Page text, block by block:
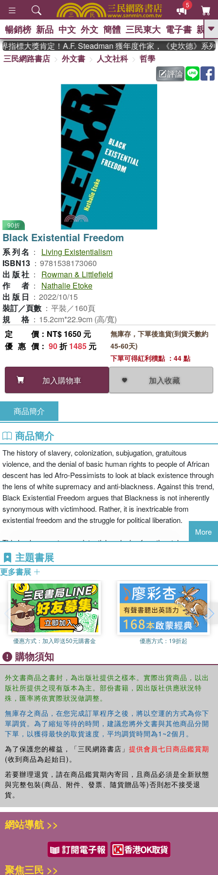
5
GO
熱搜： 東野圭吾 、
父親節 、 如果歷
暑期推薦 、 國際布克
獎 臺灣漫遊錄
登輝時代
偉大的迷走神經
暢銷榜 新品 中文 外文 簡體 三民東大 電子書 親子
標大獎肯定！A.F. Steadman 獲年度作家，《史坎德》系列
三民網路書店
外文書 人文社科
哲學
評論
90折
Black Existential Freedom
系列名 ：
Living Existentialism
ISBN13 ： 9781538173060
出版社 ：
Rowman & Littlefield
作者 ：
Nathalie Etoke
出版日 ： 2022/10/15
裝訂／頁數 ： 平裝／160頁
規格 ： 15.2cm*22.9cm (高/寬)
定價 ：NT$ 1650 元
優惠價 ： 90折1485 元
加入購物車 加入收藏
無庫存，下單後進貨(到貨天數約
45-60天)
下單可得紅利積點 ：44 點
商品簡介
商品簡介
The history of slavery, colonization, subjugation, gratuitous
violence, and the denial of basic human rights to people of African
descent has led Afro-Pessimists to look at black existence through
the lens of white supremacy and anti-blackness. Against this trend,
Black Existential Freedom argues that Blackness is not inherently
synonymous with victimhood. Rather, it is inextricable from
existential freedom and the struggle for political liberation.
This book presents an existential analysis of continental and
diasporic African experiences through critical interpretations of
music, film, and fiction that portray what it means to be human— to
persevere in the tension between life and physical, psychological,
and social death—for the sake of freedom. With its transdisciplinary
perspective and convergence of Africana existential philosophy,
African-American Studies, Afro-French Studies, Diaspora Studies,
and African studies, this book is not concerned with disciplinary
boundaries or certain appropriations of European metaphysics that
are committed to a reading of black “non-being.” Black Existential
Freedom explores the continuities and discontinuities of black
existence and the manifestations and the meanings of blackness
within different countries, time periods, and social and political
contexts. This book empowers the reader to understand and
process the complexities of racialized identity in a globalized
contemporary society.Ultimately, it is an ode to human survival and
freedom.
More
主題書展
更多書展
優惠方式： 加入即送50元購書金 優惠方式： 19折起
購物須知
外文書商品之書封，為出版社提供之樣本。實際出貨商品，以出
版社所提供之現有版本為主。部份書籍，因出版社供應狀況特
殊，匯率將依實際狀況做調整。
無庫存之商品，在您完成訂單程序之後，將以空運的方式為你下
單調貨。為了縮短等待的時間，建議您將外文書與其他商品分開
下單，以獲得最快的取貨速度，平均調貨時間為1~2個月。
為了保護您的權益，「三民網路書店」 提供會員七日商品鑑賞期
(收到商品為起始日)。
若要辦理退貨，請在商品鑑賞期內寄回，且商品必須是全新狀態
與完整包裝(商品、附件、發票、隨貨贈品等)否則恕不接受退
貨。
網站導航 >>
聚焦三民 >>